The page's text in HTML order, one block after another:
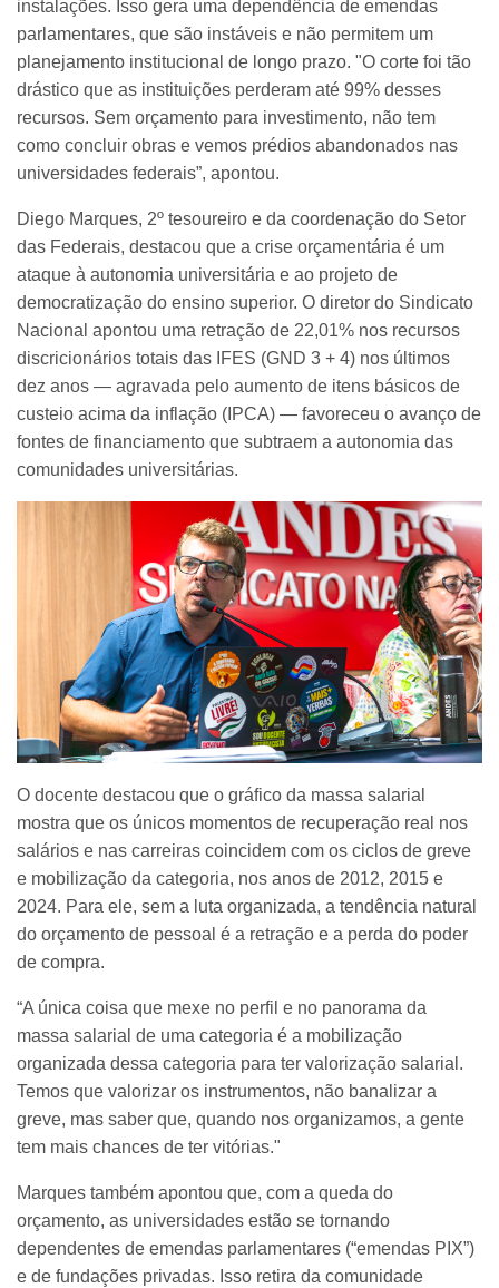
instalações. Isso gera uma dependência de emendas
parlamentares, que são instáveis e não permitem um
planejamento institucional de longo prazo. "O corte foi tão
drástico que as instituições perderam até 99% desses
recursos. Sem orçamento para investimento, não tem
como concluir obras e vemos prédios abandonados nas
universidades federais”, apontou.
Diego Marques, 2º tesoureiro e da coordenação do Setor
das Federais, destacou que a crise orçamentária é um
ataque à autonomia universitária e ao projeto de
democratização do ensino superior. O diretor do Sindicato
Nacional apontou uma retração de 22,01% nos recursos
discricionários totais das IFES (GND 3 + 4) nos últimos
dez anos — agravada pelo aumento de itens básicos de
custeio acima da inflação (IPCA) — favoreceu o avanço de
fontes de financiamento que subtraem a autonomia das
comunidades universitárias.
O docente destacou que o gráfico da massa salarial
mostra que os únicos momentos de recuperação real nos
salários e nas carreiras coincidem com os ciclos de greve
e mobilização da categoria, nos anos de 2012, 2015 e
2024. Para ele, sem a luta organizada, a tendência natural
do orçamento de pessoal é a retração e a perda do poder
de compra.
“A única coisa que mexe no perfil e no panorama da
massa salarial de uma categoria é a mobilização
organizada dessa categoria para ter valorização salarial.
Temos que valorizar os instrumentos, não banalizar a
greve, mas saber que, quando nos organizamos, a gente
tem mais chances de ter vitórias."
Marques também apontou que, com a queda do
orçamento, as universidades estão se tornando
dependentes de emendas parlamentares (“emendas PIX”)
e de fundações privadas. Isso retira da comunidade